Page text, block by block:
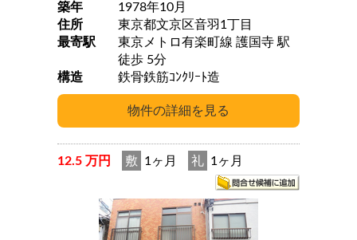
築年
1978年10月
住所
東京都文京区音羽1丁目
最寄駅
東京メトロ有楽町線 護国寺 駅
徒歩 5分
構造
鉄骨鉄筋ｺﾝｸﾘｰﾄ造
12.5 万円 敷 1ヶ月 礼 1ヶ月